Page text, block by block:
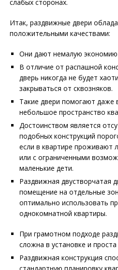
слабых сторонах.
Итак, раздвижные двери
положительными качествами:
Они дают немалую
В отличие от распашной
дверь никогда не будет
закрываться от сквозняков.
Такие двери помогают даже
небольшое пространство
Достоинством является
подобных конструкций
если в квартире проживают
или с ограниченными
маленькие дети.
Раздвижная двустворчатая
помещение на отдельные
оптимально использовать
однокомнатной квартиры.
При грамотном подходе
сложна в установке и проста
Раздвижная конструкция